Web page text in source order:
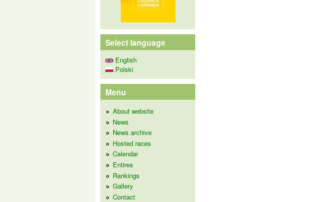
Select language
English
Polski
Menu
About website
News
News archive
Hosted races
Calendar
Entires
Rankings
Gallery
Contact